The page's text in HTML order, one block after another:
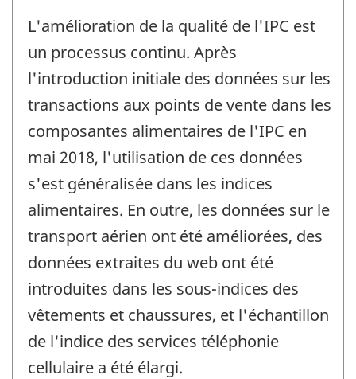
L'amélioration de la qualité de l'IPC est
un processus continu. Après
l'introduction initiale des données sur les
transactions aux points de vente dans les
composantes alimentaires de l'IPC en
mai 2018, l'utilisation de ces données
s'est généralisée dans les indices
alimentaires. En outre, les données sur le
transport aérien ont été améliorées, des
données extraites du web ont été
introduites dans les sous-indices des
vêtements et chaussures, et l'échantillon
de l'indice des services téléphonie
cellulaire a été élargi.